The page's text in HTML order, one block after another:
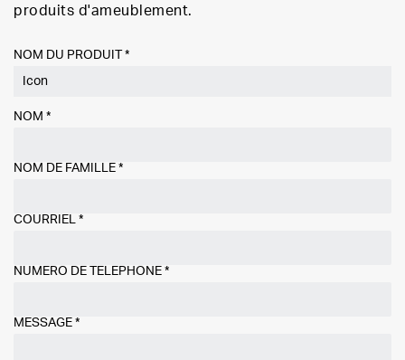
produits d'ameublement.
NOM DU PRODUIT *
NOM *
NOM DE FAMILLE *
COURRIEL *
NUMÉRO DE TÉLÉPHONE *
MESSAGE *